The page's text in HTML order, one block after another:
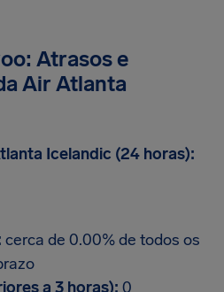
Atrasos e
Air Atlanta
Icelandic (24 horas):
cerca de 0.00% de todos os
a 3 horas): 0